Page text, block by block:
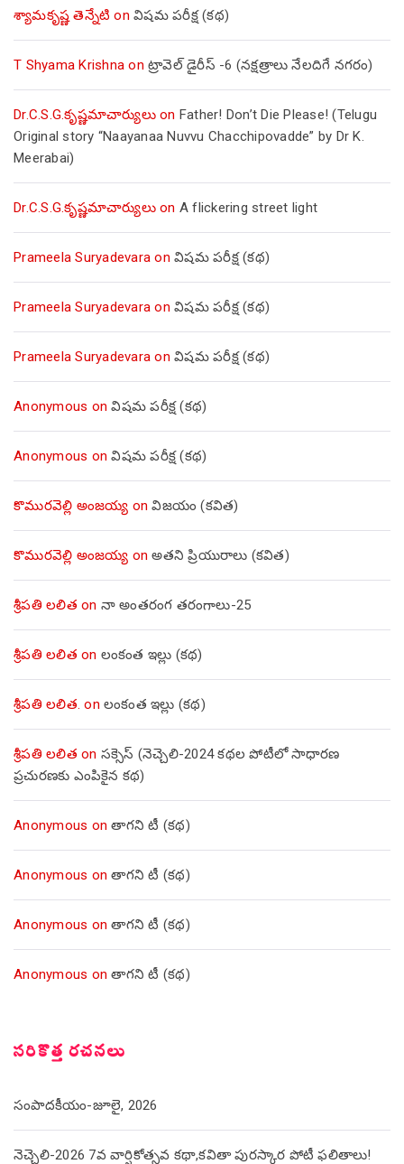
శ్యామకృష్ణ తెన్నేటి on విషమ పరీక్ష (క‌థ‌)
T Shyama Krishna on ట్రావెల్ డైరీస్ -6 (నక్షత్రాలు నేలదిగే నగరం)
Dr.C.S.G.కృష్ణమాచార్యులుon Father! Don’t Die Please! (Telugu
Original story “Naayanaa Nuvvu Chacchipovadde” by Dr K.
Meerabai)
Dr.C.S.G.కృష్ణమాచార్యులుon A flickering street light
Prameela Suryadevara on విషమ పరీక్ష (క‌థ‌)
Prameela Suryadevara on విషమ పరీక్ష (క‌థ‌)
Prameela Suryadevara on విషమ పరీక్ష (క‌థ‌)
Anonymous onవిషమ పరీక్ష (క‌థ‌)
Anonymous onవిషమ పరీక్ష (క‌థ‌)
కొమురవెల్లి అంజయ్య onవిజయం (కవిత)
కొమురవెల్లి అంజయ్య onఅతని ప్రియురాలు (కవిత)
శ్రీపతి లలిత on నా అంతరంగ తరంగాలు-25
శ్రీపతి లలిత on లంకంత ఇల్లు (కథ)
శ్రీపతి లలిత. on లంకంత ఇల్లు (కథ)
శ్రీపతి లలిత on సక్సెస్ (నెచ్చెలి-2024 కథల పోటీలో సాధారణ
ప్రచురణకు ఎంపికైన కథ)
Anonymous onతాగని టీ (కథ)
Anonymous onతాగని టీ (కథ)
Anonymous onతాగని టీ (కథ)
Anonymous onతాగని టీ (కథ)
సరికొత్త రచనలు
సంపాదకీయం-జూలై, 2026
నెచ్చెలి-2026 7వ వార్షికోత్సవ కథా,కవితా పురస్కార పోటీ ఫలితాలు!